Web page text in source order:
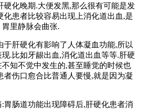
硬化晚期.大便发黑,那么很有可能是发
化患者比较容易出现上消化道出血,是
里静脉会曲张.
肝硬化有影响了人体凝血功能,所以
.比如牙龈出血,消化道出血等等.肝硬
知不觉中发生的,甚至睡觉的时候也
者伤口愈合比普通人要慢,就是因为凝
肠道功能出现障碍后,肝硬化患者消